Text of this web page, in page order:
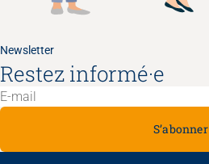
Newsletter
Restez informé·e
S’abonner